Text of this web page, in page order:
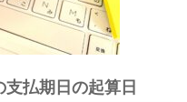
払期日の起算日